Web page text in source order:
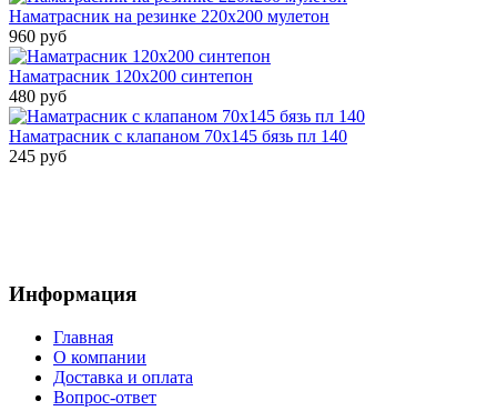
Наматрасник на резинке 220х200 мулетон
960 руб
Наматрасник 120х200 синтепон
480 руб
Наматрасник с клапаном 70х145 бязь пл 140
245 руб
Информация
Главная
О компании
Доставка и оплата
Вопрос-ответ